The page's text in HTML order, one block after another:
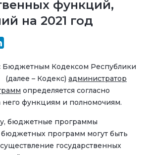
функций,
на 2021 год
Бюджетным Кодексом Республики
– Кодекс) администратор
определяется согласно
функциям и полномочиям.
бюджетные программы
программ могут быть
государственных